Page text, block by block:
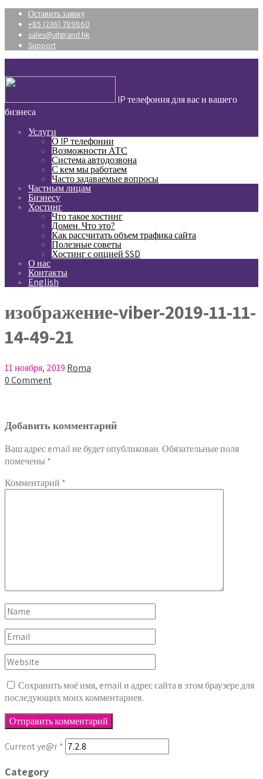
Оставить заявку
+85 (236) 789860
sales@vitgrand.hk
Support
IP телефония для вас и вашего
бизнеса
Услуги
О IP телефонии
Возможности АТС
Система автодозвона
С кем мы работаем
Часто задаваемые вопросы
Частным лицам
Бизнесу
Хостинг
Что такое хостинг
Домен. Что это?
Как рассчитать объем трафика сайта
Полезные советы
Хостинг с опцией SSD
О нас
Контакты
English
изображение-viber-2019-11-11-
14-49-21
11 ноября, 2019 Roma
0 Comment
Добавить комментарий
Ваш адрес email не будет опубликован.Обязательные поля
помечены *
Комментарий *
Сохранить моё имя, email и адрес сайта в этом браузере для
последующих моих комментариев.
Current ye@r*
Category